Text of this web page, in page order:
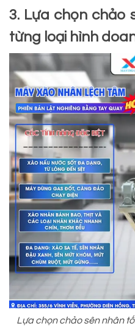
3. Lựa chọn chảo
từng loại hình
Lựa chọn chảo sên nhân